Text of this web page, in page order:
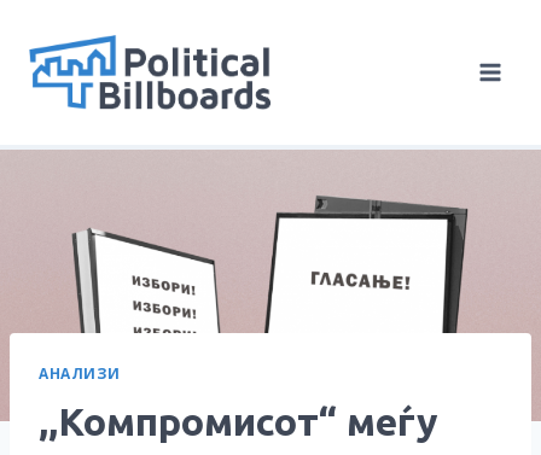
content
АНАЛИЗИ
,,Компромисот“ меѓу